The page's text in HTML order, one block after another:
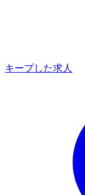
キープした求人